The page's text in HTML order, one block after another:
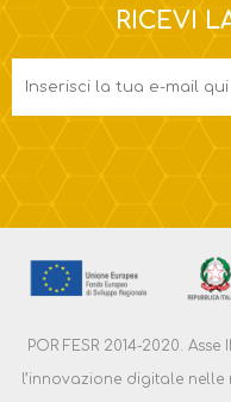
RICEVI
POR FESR 2014-2020.
l’innovazione digitale nelle